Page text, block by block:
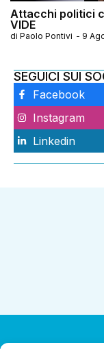
Attacchi politici
VIDE
di Paolo Pontivi - 9
SEGUICI SUI
Facebook
Instagram
Linkedin